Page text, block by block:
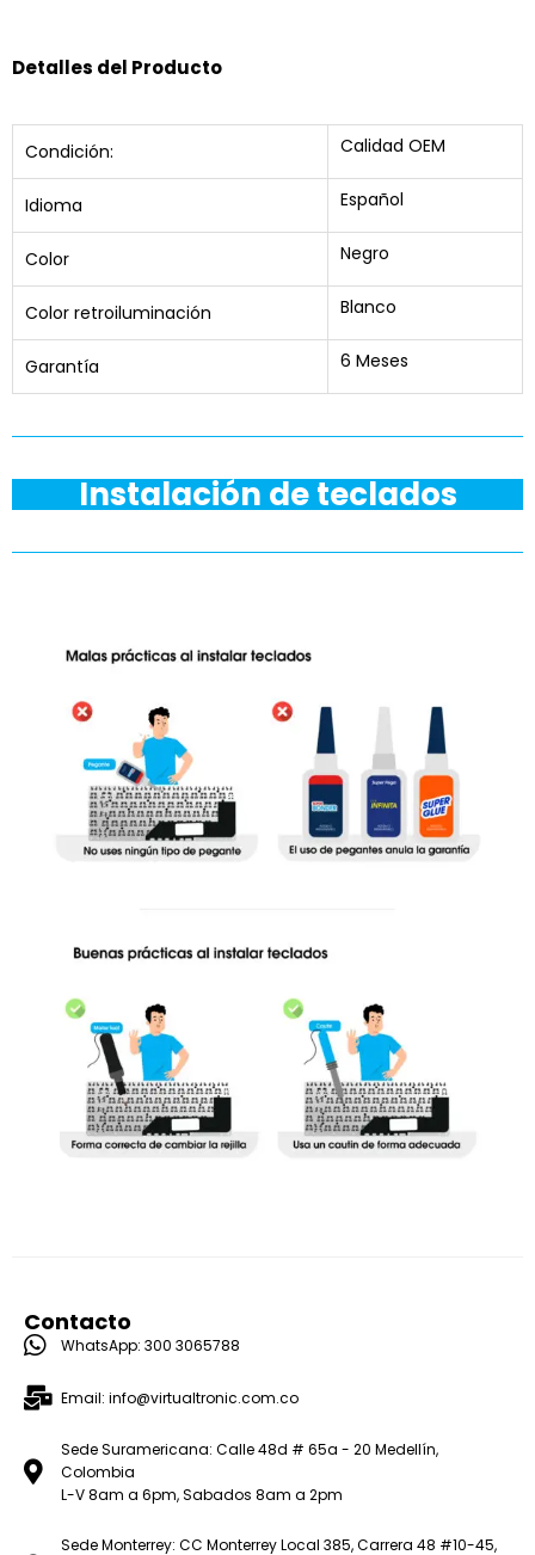
Detalles del Producto
Condición: Calidad OEM
Idioma Español
Color Negro
Color retroiluminación Blanco
Garantía 6 Meses
Instalación de teclados
Contacto
WhatsApp: 300 3065788
Email: info@virtualtronic.com.co
Sede Suramericana: Calle 48d # 65a - 20 Medellín,
Colombia
L-V 8am a 6pm, Sabados 8am a 2pm
Sede Monterrey: CC Monterrey Local 385, Carrera 48 #10-45,